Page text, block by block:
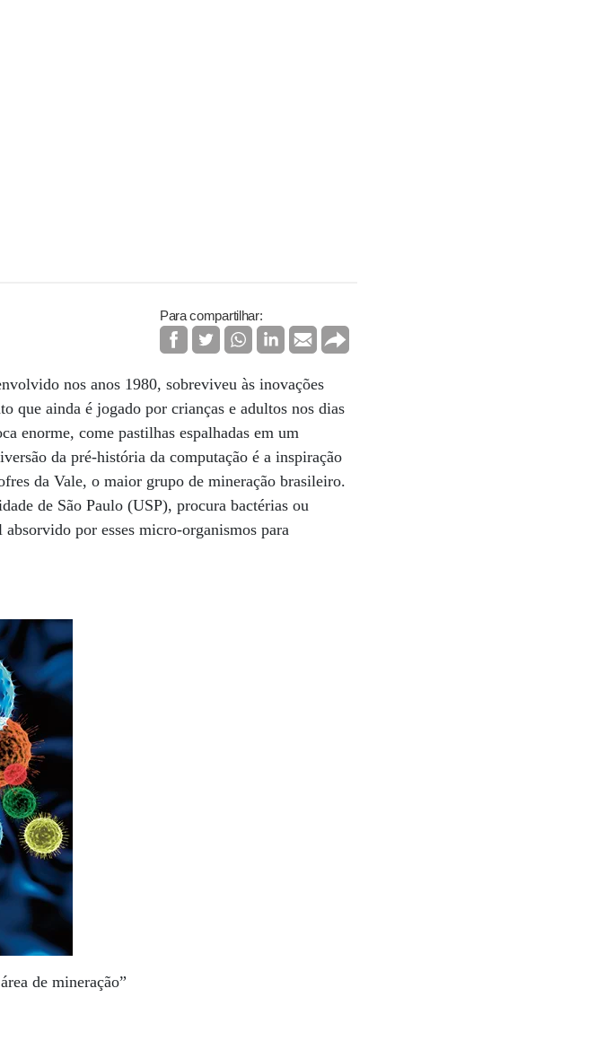
Para compartilhar:
nos anos 1980, sobreviveu às inovações
que ainda é jogado por crianças e adultos nos dias
enorme, come pastilhas espalhadas em um
da pré-história da computação é a inspiração
da Vale, o maior grupo de mineração brasileiro.
de São Paulo (USP), procura bactérias ou
por esses micro-organismos para
de mineração”